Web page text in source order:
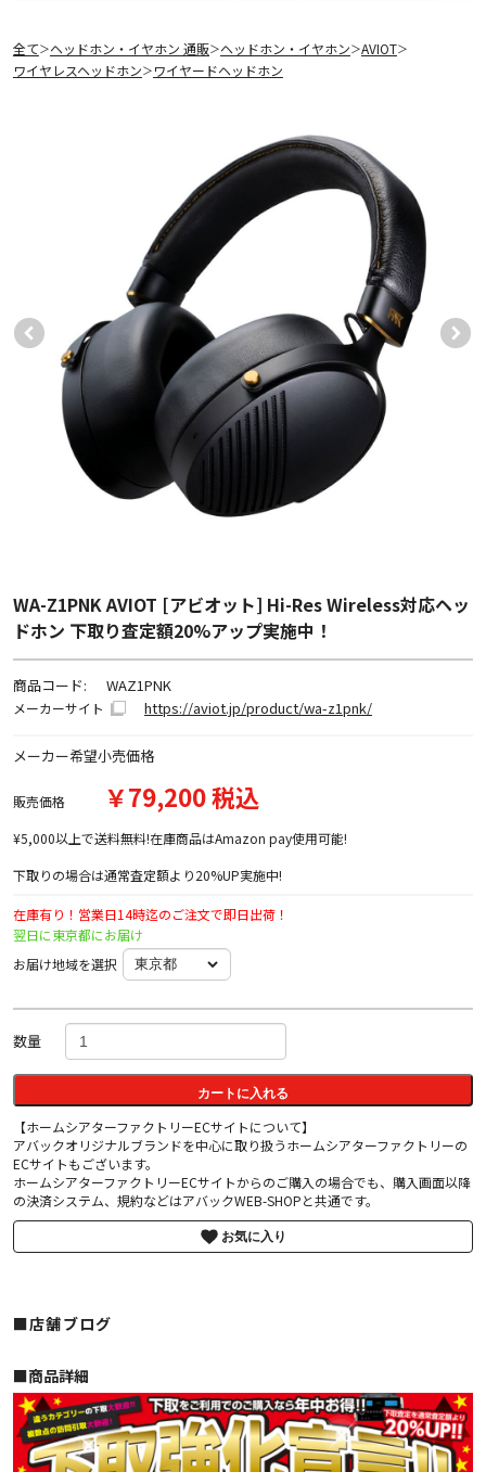
全て＞ヘッドホン・イヤホン 通販＞ヘッドホン・イヤホン＞AVIOT＞
ワイヤレスヘッドホン＞ ワイヤードヘッドホン
WA-Z1PNK AVIOT [アビオット] Hi-Res Wireless対応ヘッ
ドホン 下取り査定額20%アップ実施中！
商品コード: WAZ1PNK
メーカーサイト https://aviot.jp/product/wa-z1pnk/
メーカー希望小売価格
販売価格 ￥79,200 税込
¥5,000以上で送料無料!在庫商品はAmazon pay使用可能!
下取りの場合は通常査定額より20%UP実施中!
在庫有り！営業日14時迄のご注文で即日出荷！
翌日に東京都にお届け
お届け地域を選択
数量
カートに入れる
【ホームシアターファクトリーECサイトについて】
アバックオリジナルブランドを中心に取り扱うホームシアターファクトリーの
ECサイトもございます。
ホームシアターファクトリーECサイトからのご購入の場合でも、購入画面以降
の決済システム、規約などはアバックWEB-SHOPと共通です。
お気に入り
■店舗ブログ
■︎商品詳細